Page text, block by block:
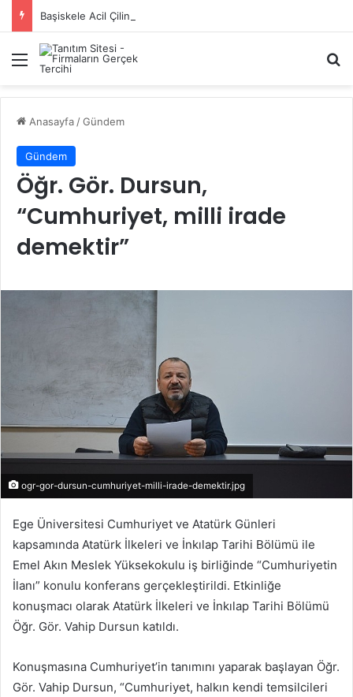
Başiskele Acil Çilingir Hizmeti İçin Doğru Adres Neresi?
Menü
Anasayfa /Gündem
Gündem
Öğr. Gör. Dursun,
“Cumhuriyet, milli irade
demektir”
ogr-gor-dursun-cumhuriyet-milli-irade-demektir.jpg
Ege Üniversitesi Cumhuriyet ve Atatürk Günleri
kapsamında Atatürk İlkeleri ve İnkılap Tarihi Bölümü ile
Emel Akın Meslek Yüksekokulu iş birliğinde “Cumhuriyetin
İlanı” konulu konferans gerçekleştirildi. Etkinliğe
konuşmacı olarak Atatürk İlkeleri ve İnkılap Tarihi Bölümü
Öğr. Gör. Vahip Dursun katıldı.
Konuşmasına Cumhuriyet’in tanımını yaparak başlayan Öğr.
Gör. Vahip Dursun, “Cumhuriyet, halkın kendi temsilcileri